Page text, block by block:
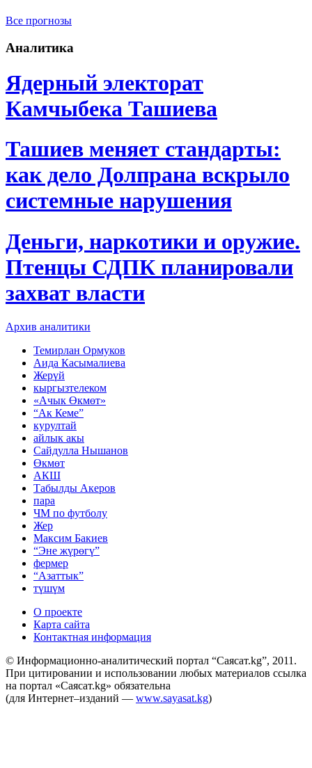
Все прогнозы
Аналитика
Ядерный электорат
Камчыбека Ташиева
Ташиев меняет стандарты:
как дело Долпрана вскрыло
системные нарушения
Деньги, наркотики и оружие.
Птенцы СДПК планировали
захват власти
Архив аналитики
Темирлан Ормуков
Аида Касымалиева
Жерүй
кыргызтелеком
«Ачык Өкмөт»
“Ак Кеме”
курултай
айлык акы
Сайдулла Нышанов
Өкмөт
АКШ
Табылды Акеров
пара
ЧМ по футболу
Жер
Максим Бакиев
“Эне жүрөгү”
фермер
“Азаттык”
түшүм
О проекте
Карта сайта
Контактная информация
© Информационно-аналитический портал “Саясат.kg”, 2011.
При цитировании и использовании любых материалов ссылка
на портал «Саясат.kg» обязательна
(для Интернет–изданий — www.sayasat.kg)